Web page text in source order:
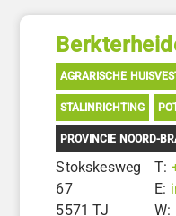
AGRARISCHE
STALINRICHTING
PROVINCIE NOORD-
Stokskesweg
67
5571 TJ
T:
E:
W: